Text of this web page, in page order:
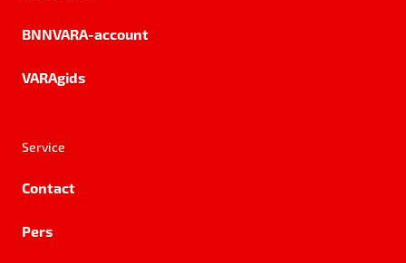
BNNVARA-account
VARAgids
Service
Contact
Pers